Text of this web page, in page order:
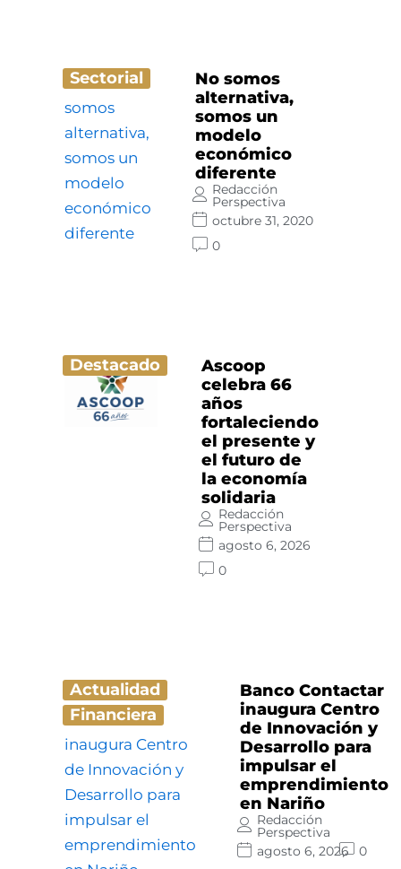
Sectorial
No somos
alternativa,
somos un
modelo
económico
diferente
Redacción
Perspectiva
octubre 31, 2020
0
Destacado
Ascoop
celebra 66
años
fortaleciendo
el presente y
el futuro de
la economía
solidaria
Redacción
Perspectiva
agosto 6, 2026
0
Actualidad
Financiera
Banco Contactar
inaugura Centro
de Innovación y
Desarrollo para
impulsar el
emprendimiento
en Nariño
Redacción
Perspectiva
agosto 6, 2026
0